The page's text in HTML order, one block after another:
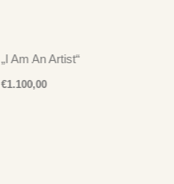
„I Am An Artist“
€1.100,00